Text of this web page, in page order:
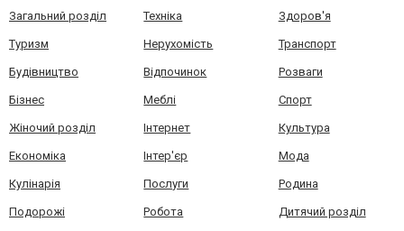
Загальний розділ Техніка Здоров'я
Туризм Нерухомість Транспорт
Будівництво Відпочинок Розваги
Бізнес Меблі Спорт
Жіночий розділ Інтернет Культура
Економіка Інтер'єр Мода
Кулінарія Послуги Родина
Подорожі Робота Дитячий розділ